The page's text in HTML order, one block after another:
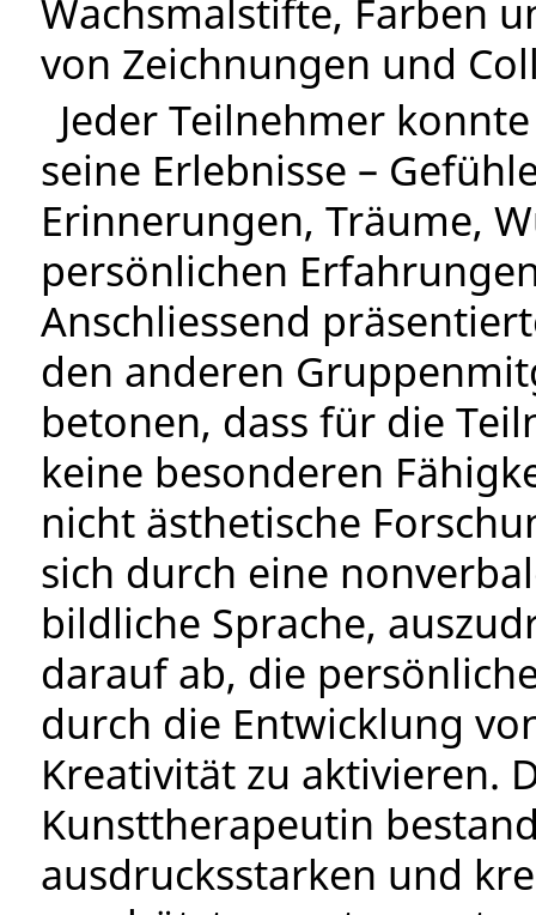
Wachsmalstifte, Farben
von Zeichnungen und
Jeder Teilnehmer
seine Erlebnisse –
Erinnerungen, Träume,
persönlichen
Anschliessend
den anderen
betonen, dass für die
keine besonderen
nicht ästhetische
sich durch eine
bildliche Sprache,
darauf ab, die
durch die Entwicklung
Kreativität zu aktivieren.
Kunsttherapeutin
ausdrucksstarken und